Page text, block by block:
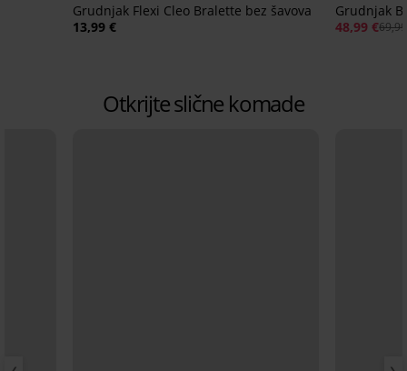
Grudnjak Flexi Cleo Bralette bez šavova
13,99 €
Grudnjak
48,99 €
Otkrijte slične komade